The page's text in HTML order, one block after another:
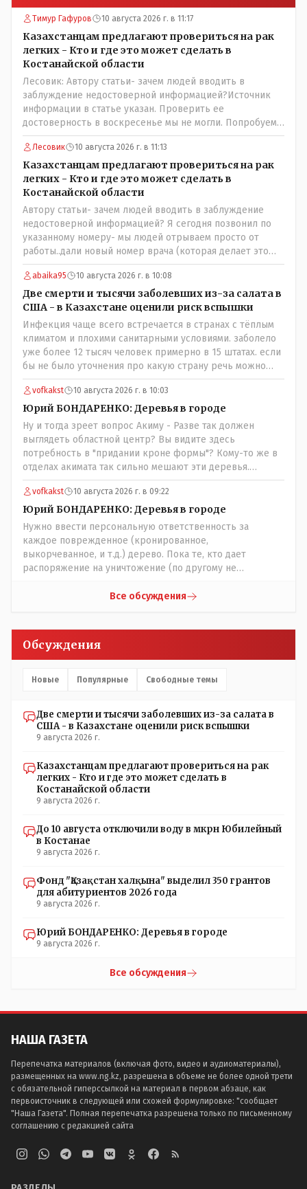
Тимур Гафуров 10 августа 2026 г. в 11:17
Казахстанцам предлагают провериться на рак
легких - Кто и где это может сделать в
Костанайской области
Лесовик: Автору статьи- зачем людей вводить в
заблуждение недостоверной информацией?Источник
информации в статье указан. Проверить ее
достоверность в воскресенье мы не могли. Попробуем
уточнить в управлении здравоохранения
Лесовик 10 августа 2026 г. в 11:13
Казахстанцам предлагают провериться на рак
легких - Кто и где это может сделать в
Костанайской области
Автору статьи- зачем людей вводить в заблуждение
недостоверной информацией? Я сегодня позвонил по
указанному номеру- мы людей отрываем просто от
работы..дали новый номер врача (которая делает это
обследование и она также не записывает. Записывают к
ней на прием только участковая медсестра, к которой и
необходимо обратиться! Короче гемор еще тот в
ограниченное время..
abaika95 10 августа 2026 г. в 10:08
Две смерти и тысячи заболевших из-за салата в
США - в Казахстане оценили риск вспышки
Инфекция чаще всего встречается в странах с тёплым
климатом и плохими санитарными условиями. заболело
уже более 12 тысяч человек примерно в 15 штатах. если
бы не было уточнения про какую страну речь можно
было подумать про штаты индии или бразилии))
vofkakst 10 августа 2026 г. в 10:03
Юрий БОНДАРЕНКО: Деревья в городе
Ну и тогда зреет вопрос Акиму - Разве так должен
выглядеть областной центр? Вы видите здесь
потребность в "придании кроне формы"? Кому-то же в
отделах акимата так сильно мешают эти деревья.
Наведите уже порядок! Приструните этих лесорубов!
vofkakst 10 августа 2026 г. в 09:22
Юрий БОНДАРЕНКО: Деревья в городе
Нужно ввести персональную ответственность за
каждое поврежденное (кронированное,
выкорчеванное, и т.д.) дерево. Пока те, кто дает
распоряжение на уничтожение (по другому не
безнаказанно раздавать такие поручения - толку не
регулирования природопользования - т. к. это в целом
их епархия; 2. Экологи (если таковые у нас имеются) 3.
расходования бюджетных средств на обрезку деревьев,
*экспертам" недоступно осознание того, что деревья в
городе должны быть. Это: "легкие" города, это
тень и прохлада. Ну и в конце концов - листва
смотрится куда приятней бетонных стен в каменных
джунглях. Может пора пересмотреть свое варварское
отношение к растительности в городе (и к горожанам)?
Все обсуждения
Обсуждения
Новые Популярные Свободные темы
Две смерти и тысячи заболевших из-за салата в
США - в Казахстане оценили риск вспышки
9 августа 2026 г.
Казахстанцам предлагают провериться на рак
легких - Кто и где это может сделать в
Костанайской области
9 августа 2026 г.
До 10 августа отключили воду в мкрн Юбилейный
в Костанае
9 августа 2026 г.
Фонд "Қазақстан халқына" выделил 350 грантов
для абитуриентов 2026 года
9 августа 2026 г.
Юрий БОНДАРЕНКО: Деревья в городе
9 августа 2026 г.
Все обсуждения
НАША ГАЗЕТА
Перепечатка материалов (включая фото, видео и аудиоматериалы),
размещенных на www.ng.kz, разрешена в объеме не более одной трети
с обязательной гиперссылкой на материал в первом абзаце, как
первоисточник в следующей или схожей формулировке: "сообщает
"Наша Газета". Полная перепечатка разрешена только по письменному
соглашению с редакцией сайта